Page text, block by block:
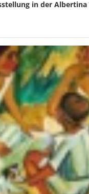
in der Albertina